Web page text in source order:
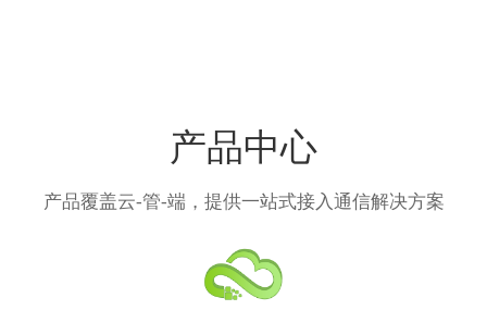
产品中心
产品覆盖云-管-端，提供一站式接入通信解决方案